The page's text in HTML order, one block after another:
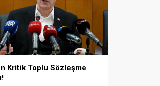
Kritik Toplu Sözleşme